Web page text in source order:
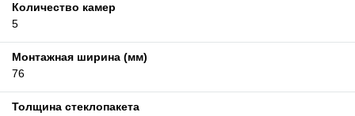
Количество камер
5
Монтажная ширина (мм)
76
Толщина стеклопакета